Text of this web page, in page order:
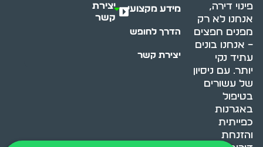
פינוי דירה,
אנחנו לא רק
מפנים חפצים
– אנחנו בונים
עתיד נקי
יותר. עם ניסיון
של עשורים
בטיפול
באגרנות
כפייתית
והזנחת
מידע מקצועי
הדרך לחופש
יצירת קשר
יצירת
קשר